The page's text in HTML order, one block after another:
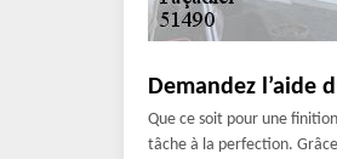
Demandez l’aide
Que ce soit pour une
tâche à la perfection.